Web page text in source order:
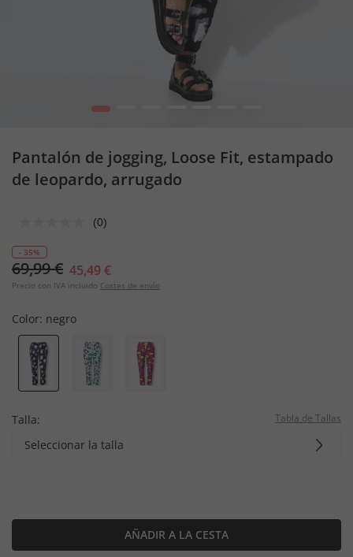
1
Pantalón de jogging, Loose Fit, estampado
de leopardo, arrugado
(0)
- 35%
69,99 € 45,49 €
Precio con IVA incluido Costes de envío
Color: negro
Talla: Tabla de Tallas
Seleccionar la talla
AÑADIR A LA CESTA